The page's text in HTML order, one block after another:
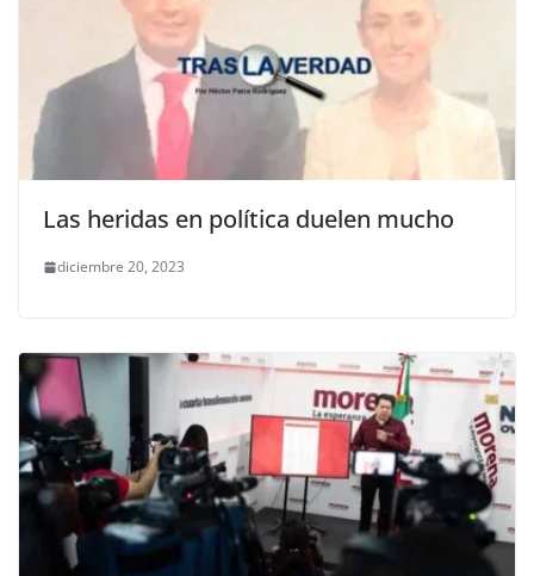
Las heridas en política duelen mucho
diciembre 20, 2023